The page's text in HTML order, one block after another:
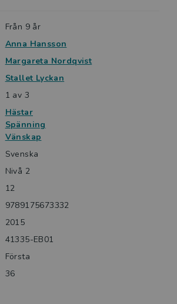
Från 9 år
Anna Hansson
Margareta Nordqvist
Stallet Lyckan
1 av 3
Hästar
Spänning
Vänskap
Svenska
Nivå 2
12
9789175673332
2015
41335-EB01
Första
36